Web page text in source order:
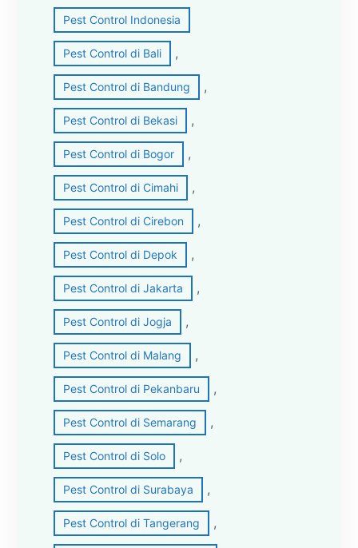
Pest Control Indonesia
Pest Control di Bali ,
Pest Control di Bandung ,
Pest Control di Bekasi ,
Pest Control di Bogor ,
Pest Control di Cimahi ,
Pest Control di Cirebon ,
Pest Control di Depok ,
Pest Control di Jakarta ,
Pest Control di Jogja ,
Pest Control di Malang ,
Pest Control di Pekanbaru ,
Pest Control di Semarang ,
Pest Control di Solo ,
Pest Control di Surabaya ,
Pest Control di Tangerang ,